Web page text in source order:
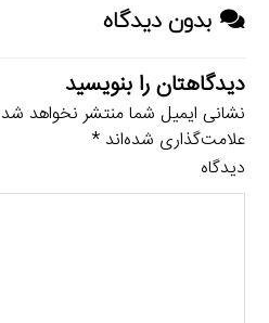
بدون دیدگاه
دیدگاهتان را بنویسید
نشانی ایمیل شما منتشر نخواهد
علامت‌گذاری شده‌اند*
دیدگاه